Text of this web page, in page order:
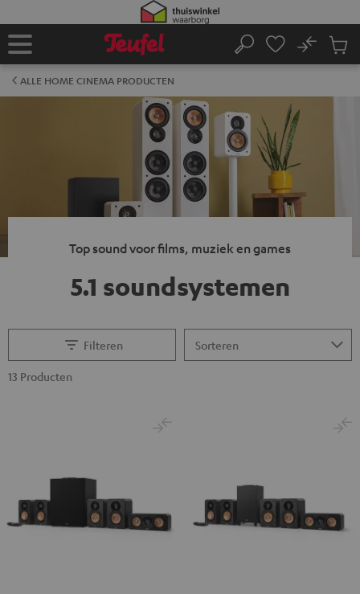
Home
Zoeken
No
ALLE HOME CINEMA PRODUCTEN
Top sound voor films, muziek en games
5.1 soundsystemen
Filteren
13 Producten